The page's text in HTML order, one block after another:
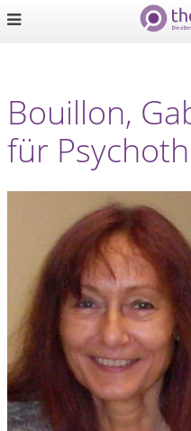
Bouillon,
für